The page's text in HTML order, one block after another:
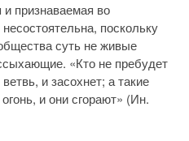
признаваемая во
поскольку
суть не живые
«Кто не пребудет
и засохнет; а такие
и они сгорают» (Ин.